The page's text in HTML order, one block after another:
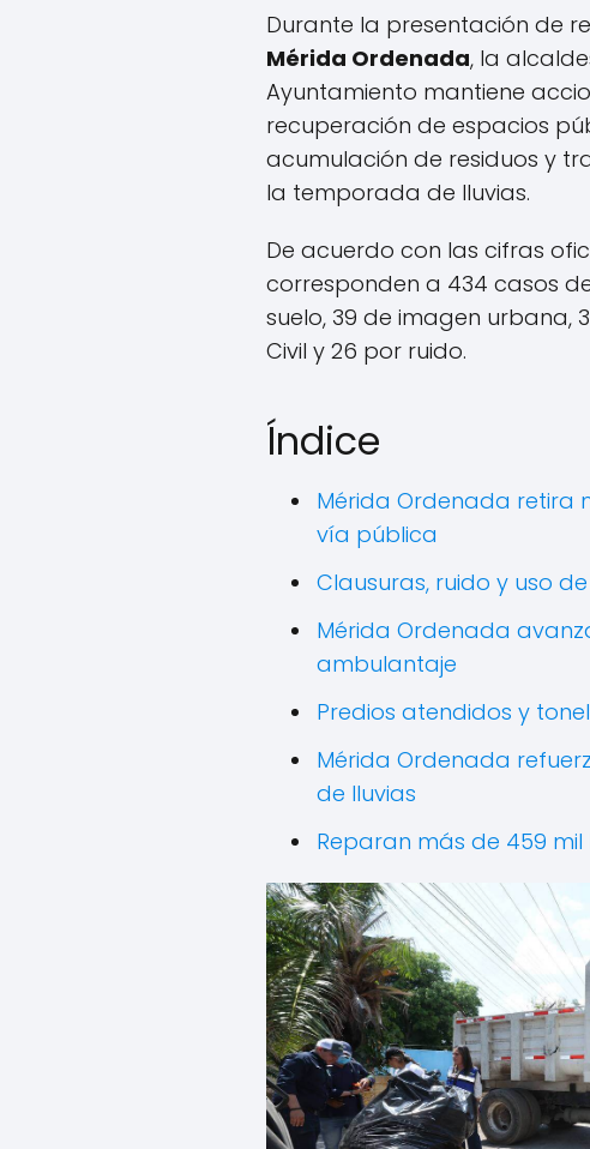
Durante la presentación de
Mérida Ordenada, la
Ayuntamiento mantiene
recuperación de espacios
acumulación de residuos y
la temporada de lluvias.
De acuerdo con las cifras
corresponden a 434 casos
suelo, 39 de imagen urbana,
Civil y 26 por ruido.
Índice
Mérida Ordenada retira
vía pública
Clausuras, ruido y uso
Mérida Ordenada
ambulantaje
Predios atendidos y
Mérida Ordenada
de lluvias
Reparan más de 459